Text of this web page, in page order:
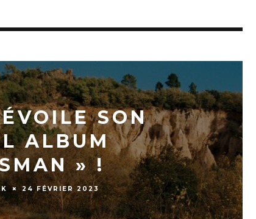
SON
ALBUM
» !
24 FÉVRIER 2023